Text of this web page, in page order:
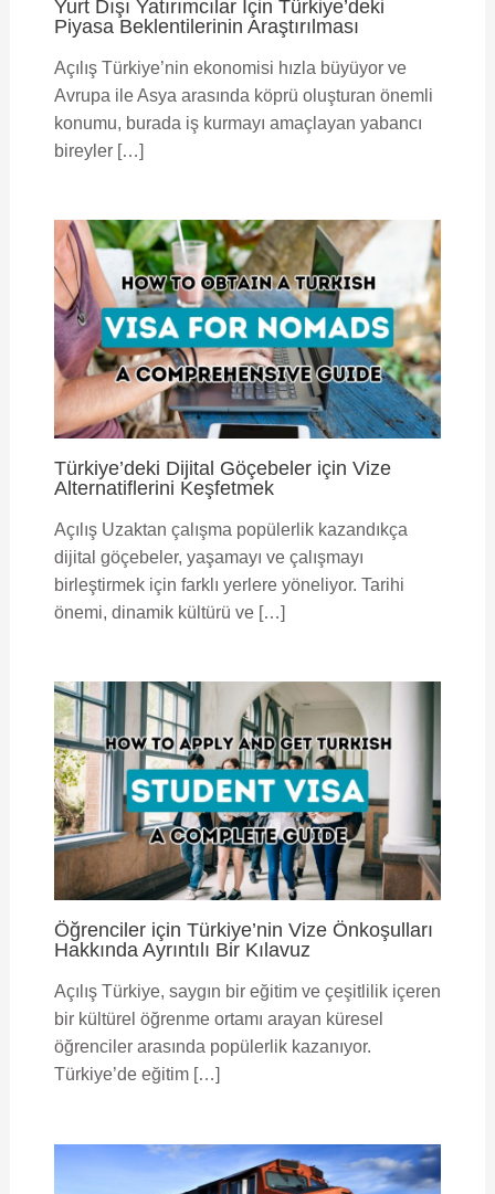
Yurt Dışı Yatırımcılar İçin Türkiye’deki
Piyasa Beklentilerinin Araştırılması
Açılış Türkiye’nin ekonomisi hızla büyüyor ve
Avrupa ile Asya arasında köprü oluşturan önemli
konumu, burada iş kurmayı amaçlayan yabancı
bireyler […]
Türkiye’deki Dijital Göçebeler için Vize
Alternatiflerini Keşfetmek
Açılış Uzaktan çalışma popülerlik kazandıkça
dijital göçebeler, yaşamayı ve çalışmayı
birleştirmek için farklı yerlere yöneliyor. Tarihi
önemi, dinamik kültürü ve […]
Öğrenciler için Türkiye’nin Vize Önkoşulları
Hakkında Ayrıntılı Bir Kılavuz
Açılış Türkiye, saygın bir eğitim ve çeşitlilik içeren
bir kültürel öğrenme ortamı arayan küresel
öğrenciler arasında popülerlik kazanıyor.
Türkiye’de eğitim […]